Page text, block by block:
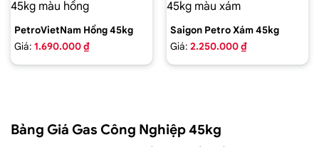
PetroVietNam Hồng 45kg
Giá: 1.690.000 ₫
Saigon Petro Xám 45kg
Giá: 2.250.000 ₫
Bảng Giá Gas Công Nghiệp 45kg